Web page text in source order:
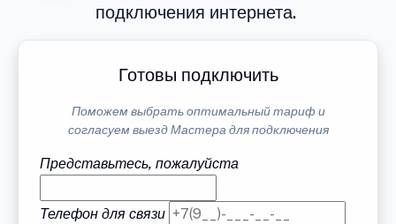
подключения интернета.
Готовы подключить
Поможем выбрать оптимальный тариф и
согласуем выезд Мастера для подключения
Представьтесь, пожалуйста
Телефон для связи